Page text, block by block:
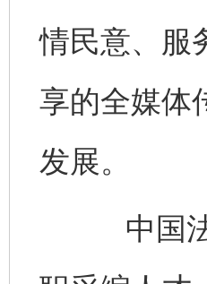
情民意、服
享的全媒体
发展。
中国法